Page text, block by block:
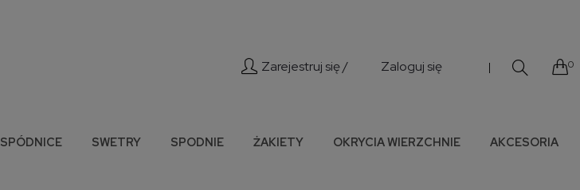
Zarejestruj się / Zaloguj się | 0
SPÓDNICE SWETRY SPODNIE ŻAKIETY OKRYCIA WIERZCHNIE
AKCESORIA